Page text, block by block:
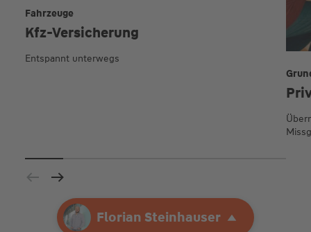
Ihre AgenturFlorian Steinhauser
Florian Steinhauser
Kfz-Versicherung
Fahrzeuge
Entspannt unterwegs